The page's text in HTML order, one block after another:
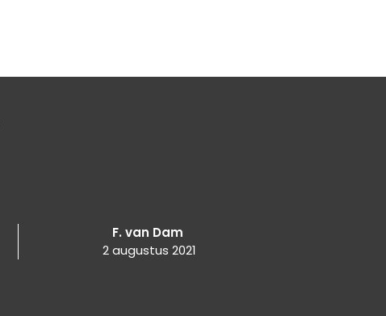
F. van Dam
2 augustus 2021